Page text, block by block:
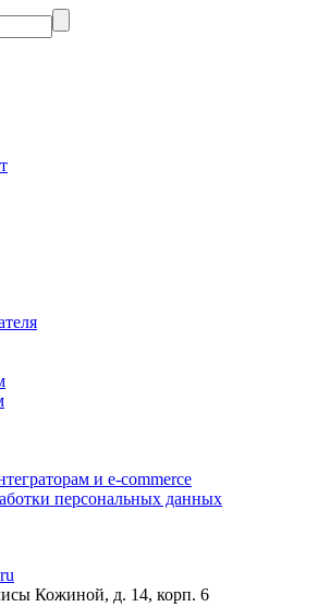
и e-commerce
персональных данных
Кожиной, д. 14, корп. 6